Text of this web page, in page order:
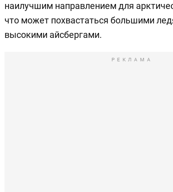
наилучшим направлением для
что может похвастаться большими
высокими айсбергами.
РЕКЛАМА